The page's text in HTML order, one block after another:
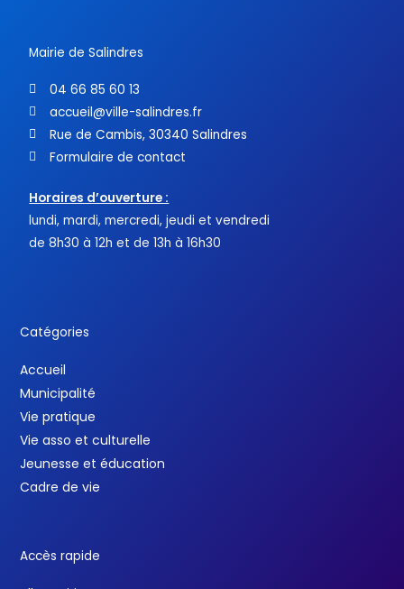
Mairie de Salindres
04 66 85 60 13
accueil@ville-salindres.fr
Rue de Cambis, 30340 Salindres
Formulaire de contact
Horaires d’ouverture :
lundi, mardi, mercredi, jeudi et vendredi
de 8h30 à 12h et de 13h à 16h30
Catégories
Accueil
Municipalité
Vie pratique
Vie asso et culturelle
Jeunesse et éducation
Cadre de vie
Accès rapide